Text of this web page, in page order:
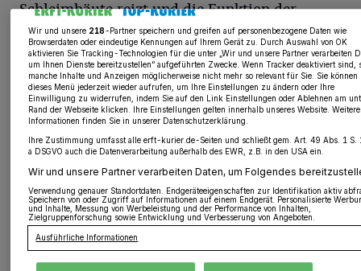
Schleimhäute reizt und die Funktion der
Lunge beeinträchtigt.
Besonders gefährdet sind Kinder, Senioren
und Menschen mit bestehenden Krankheiten
der Atemwege. Laut einer Studie des
Helmholtz Zentrums München aus dem Jahr
2024 gibt es einen Zusammenhang zwischen
einer Feinstaubbelastung und der
Verschlimmerung von Erkrankungen der
Atemwege, besonders bei Asthmatikern. Diese
Wir und unsere 218-Partner speichern und greifen auf personenbezogene Daten wie
Browserdaten oder eindeutige Kennungen auf Ihrem Gerät zu. Durch Auswahl von OK
aktivieren Sie Tracking-Technologien für die unter „Wir und unsere Partner verarbeiten
um Ihnen Dienste bereitzustellen“ aufgeführten Zwecke. Wenn Tracker deaktiviert sind,
manche Inhalte und Anzeigen möglicherweise nicht mehr so relevant für Sie. Sie können
dieses Menü jederzeit wieder aufrufen, um Ihre Einstellungen zu ändern oder Ihre
Einwilligung zu widerrufen, indem Sie auf den Link Einstellungen oder Ablehnen am
Rand der Webseite klicken. Ihre Einstellungen gelten innerhalb unseres Website. Weitere
Informationen finden Sie in unserer Datenschutzerklärung.
Ihre Zustimmung umfasst alle erft-kurier.de-Seiten und schließt gem. Art. 49 Abs. 1 S.
a DSGVO auch die Datenverarbeitung außerhalb des EWR, z.B. in den USA ein.
Wir und unsere Partner verarbeiten Daten, um Folgendes
Verwendung genauer Standortdaten. Endgeräteeigenschaften zur Identifikation aktiv
Speichern von oder Zugriff auf Informationen auf einem Endgerät. Personalisierte
und Inhalte, Messung von Werbeleistung und der Performance von Inhalten,
Zielgruppenforschung sowie Entwicklung und Verbesserung von Angeboten.
Ausführliche Informationen